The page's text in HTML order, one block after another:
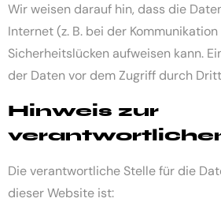
Wir weisen darauf hin, dass die
Internet (z. B. bei der
Sicherheitslücken aufweisen kann.
der Daten vor dem Zugriff durch
Hinweis zur
Die verantwortliche Stelle für die
dieser Website ist: